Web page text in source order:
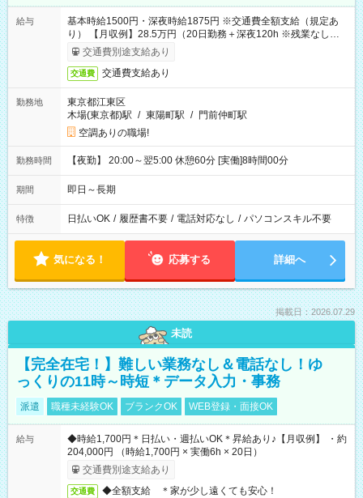
給与
基本時給1500円・深夜時給1875円 ※交通費全額支給（規定あ
り） 【月収例】28.5万円（20日勤務＋深夜120h ※残業なしの場
合）交通費別途支給あり
交通費 交通費支給あり
勤務地
東京都江東区
木場(東京都)駅 / 東陽町駅 / 門前仲町駅
空調ありの職場!
勤務時間 【夜勤】 20:00～翌5:00 休憩60分 [実働]8時間00分
期間 即日～長期
特徴 日払いOK / 履歴書不要 / 電話対応なし / パソコンスキル不要
気になる！ 応募する 詳細へ
掲載日：2026.07.29
未読
【完全在宅！】難しい業務なし＆電話なし！ゆ
っくりの11時～時短＊データ入力・事務
派遣 職種未経験OK ブランクOK WEB登録・面接OK
給与
◆時給1,700円＊日払い・週払いOK＊昇給あり♪【月収例】 ・約
204,000円 （時給1,700円 × 実働6h × 20日）
交通費別途支給あり
交通費 ◆全額支給 ＊家が少し遠くても安心！